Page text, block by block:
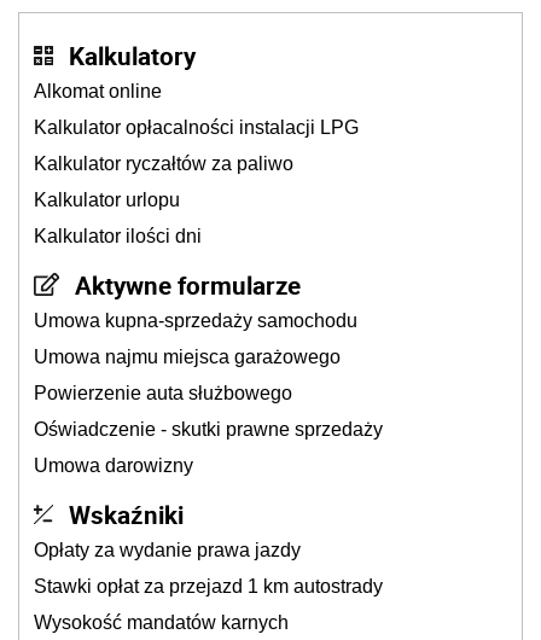
Kalkulatory
Alkomat online
Kalkulator opłacalności instalacji LPG
Kalkulator ryczałtów za paliwo
Kalkulator urlopu
Kalkulator ilości dni
Aktywne formularze
Umowa kupna-sprzedaży samochodu
Umowa najmu miejsca garażowego
Powierzenie auta służbowego
Oświadczenie - skutki prawne sprzedaży
Umowa darowizny
Wskaźniki
Opłaty za wydanie prawa jazdy
Stawki opłat za przejazd 1 km autostrady
Wysokość mandatów karnych